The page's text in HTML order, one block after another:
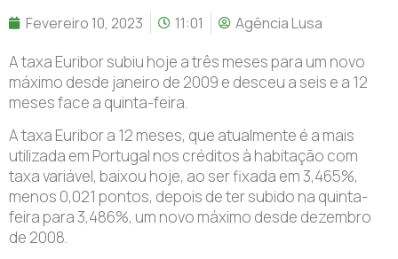
Fevereiro 10, 2023 11:01 Agência Lusa
A taxa Euribor subiu hoje a três meses para um novo
máximo desde janeiro de 2009 e desceu a seis e a 12
meses face a quinta-feira.
A taxa Euribor a 12 meses, que atualmente é a mais
utilizada em Portugal nos créditos à habitação com
taxa variável, baixou hoje, ao ser fixada em 3,465%,
menos 0,021 pontos, depois de ter subido na quinta-
feira para 3,486%, um novo máximo desde dezembro
de 2008.